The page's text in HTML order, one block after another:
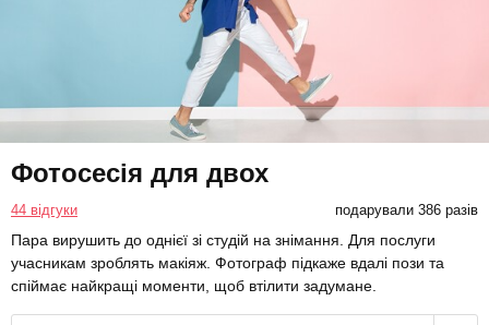
Фотосесія для двох
44 відгуки подарували 386 разів
Пара вирушить до однієї зі студій на знімання. Для послуги
учасникам зроблять макіяж. Фотограф підкаже вдалі пози та
спіймає найкращі моменти, щоб втілити задумане.